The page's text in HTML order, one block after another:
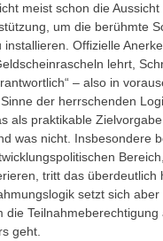
meist schon die Aussicht
um die berühmte
installieren. Offizielle
lehrt,
– also in
der herrschenden
als praktikable
was nicht. Insbesondere
tritt das überdeutlich
setzt sich
die Teilnahmeberechtigung
geht.